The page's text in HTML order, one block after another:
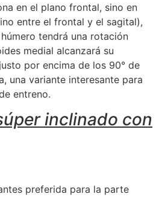
en el plano frontal, sino en
entre el frontal y el sagital),
tendrá una rotación
medial alcanzará su
por encima de los 90° de
una variante interesante para
entreno.
inclinado con
preferida para la parte